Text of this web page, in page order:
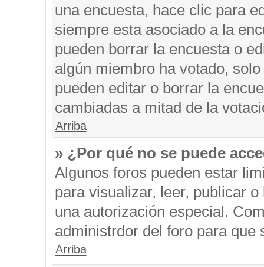
una encuesta, hace clic para
siempre esta asociado a la
pueden borrar la encuesta o
algún miembro ha votado,
pueden editar o borrar la
cambiadas a mitad de la
Arriba
» ¿Por qué no se puede
Algunos foros pueden estar
para visualizar, leer, publicar
una autorización especial.
administrdor del foro para que
Arriba